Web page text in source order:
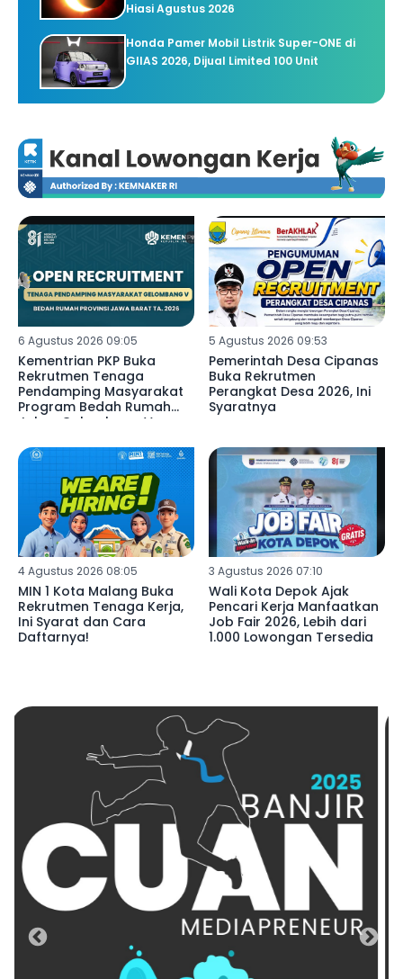
Hiasi Agustus 2026
Honda Pamer Mobil Listrik Super-ONE di
GIIAS 2026, Dijual Limited 100 Unit
6 Agustus 2026 09:05
Kementrian PKP Buka
Rekrutmen Tenaga
Pendamping Masyarakat
Program Bedah Rumah
Jabar Gelombang V
5 Agustus 2026 09:53
Pemerintah Desa Cipanas
Buka Rekrutmen
Perangkat Desa 2026, Ini
Syaratnya
4 Agustus 2026 08:05
MIN 1 Kota Malang Buka
Rekrutmen Tenaga Kerja,
Ini Syarat dan Cara
Daftarnya!
3 Agustus 2026 07:10
Wali Kota Depok Ajak
Pencari Kerja Manfaatkan
Job Fair 2026, Lebih dari
1.000 Lowongan Tersedia